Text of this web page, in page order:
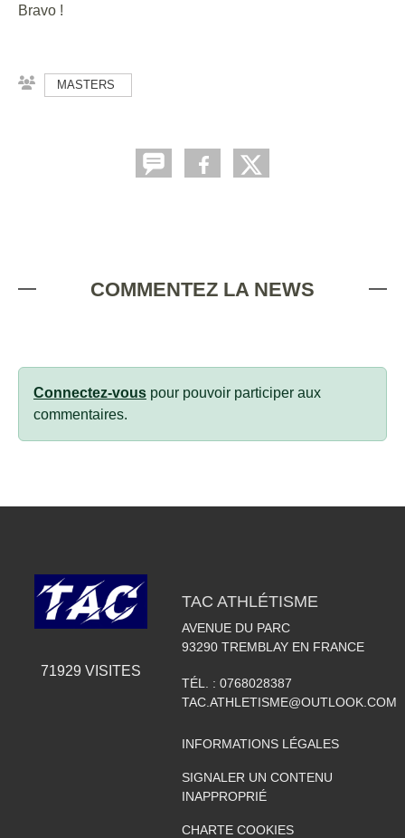
Bravo !
MASTERS
COMMENTEZ LA NEWS
Connectez-vous pour pouvoir participer aux
commentaires.
71929 VISITES
TAC ATHLÉTISME
AVENUE DU PARC
93290 TREMBLAY EN FRANCE
TÉL. : 0768028387
TAC.ATHLETISME@OUTLOOK.COM
INFORMATIONS LÉGALES
SIGNALER UN CONTENU
INAPPROPRIÉ
CHARTE COOKIES